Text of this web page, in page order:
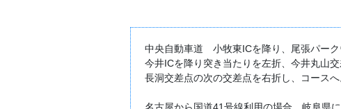
中央自動車道 小牧東ICを降り、尾張パーク
今井ICを降り突き当たりを左折、今井丸山
長洞交差点の次の交差点を右折し、コースへ
名古屋から国道41号線利用の場合、岐阜県